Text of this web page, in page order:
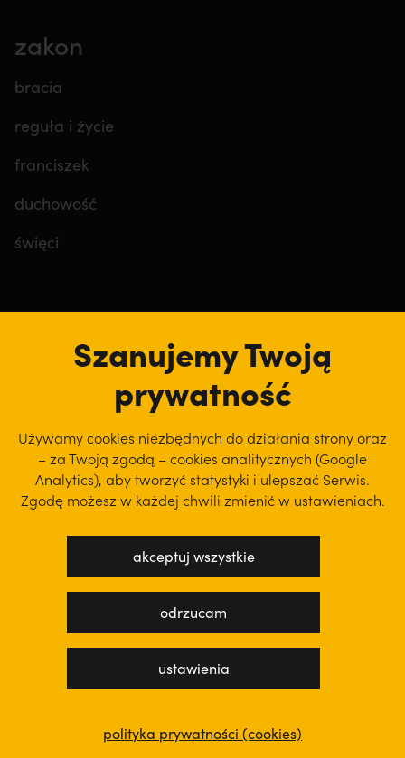
zakon
bracia
reguła i życie
franciszek
duchowość
święci
regulamin serwisu
Szanujemy Twoją
prywatność
Używamy cookies niezbędnych do działania strony oraz
– za Twoją zgodą – cookies analitycznych (Google
Analytics), abytworzyć statystyki i ulepszać Serwis.
Zgodę możesz w każdej chwili zmienić w ustawieniach.
akceptuj wszystkie
odrzucam
ustawienia
polityka prywatności (cookies)